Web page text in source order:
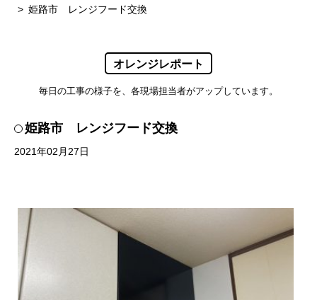
姫路市 レンジフード交換
オレンジレポート
毎日の工事の様子を、各現場担当者がアップしています。
姫路市 レンジフード交換
2021年02月27日